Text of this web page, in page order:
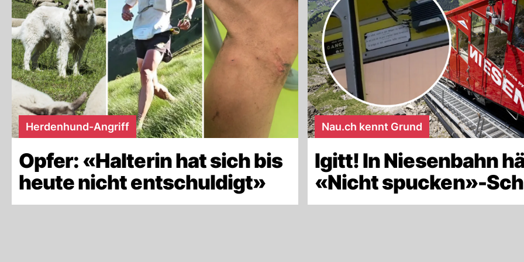
Herdenhund-Angriff
Opfer: «Halterin hat sich bis
heute nicht entschuldigt»
Nau.ch kennt Grund
Igitt! In Niesenbahn
«Nicht spucken»-